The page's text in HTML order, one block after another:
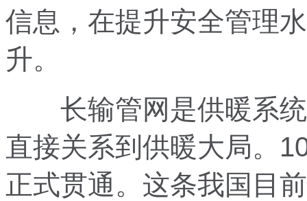
信息，在提升安全管理
升。
长输管网是供暖系统
直接关系到供暖大局。
正式贯通。这条我国目